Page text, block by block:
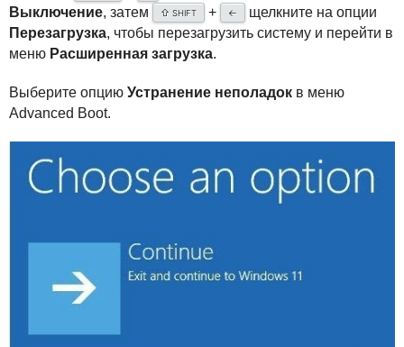
Выключение, затем ⇧ SHIFT + ←
щелкните на опции
Перезагрузка, чтобы перезагрузить систему и перейти в
меню Расширенная загрузка.
Выберите опцию Устранение неполадок в меню
Advanced Boot.